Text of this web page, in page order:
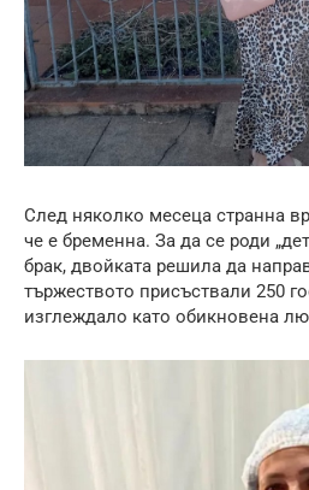
След няколко месеца странна
че е бременна. За да се роди
брак, двойката решила да
тържеството присъствали 250
изглеждало като обикновена